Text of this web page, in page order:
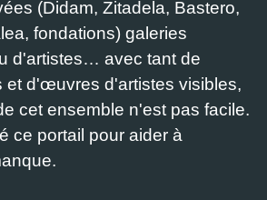
(Didam, Zitadela, Bastero,
fondations) galeries
d'artistes… avec tant de
et d'œuvres d'artistes visibles,
cet ensemble n'est pas facile.
ce portail pour aider à